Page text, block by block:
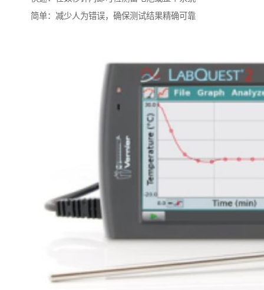
简单：减少人为错误，确保测试结果精确可靠